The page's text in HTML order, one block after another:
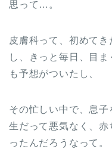
思って…。
皮膚科って、初めて
し、きっと毎日、目
も予想がついたし、
その忙しい中で、息
生だって悪気なく、
ったんだろうなって。